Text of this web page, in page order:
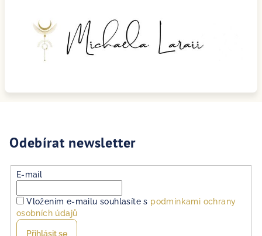
Odebírat newsletter
E-mail
Vložením e-mailu souhlasíte s podmínkami ochrany
osobních údajů
Přihlásit se